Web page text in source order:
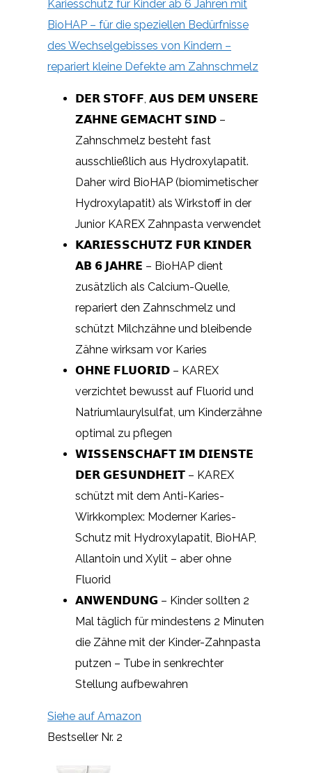
Kariesschutz für Kinder ab 6 Jahren mit
BioHAP – für die speziellen Bedürfnisse
des Wechselgebisses von Kindern –
repariert kleine Defekte am Zahnschmelz
𝗗𝗘𝗥 𝗦𝗧𝗢𝗙𝗙, 𝗔𝗨𝗦 𝗗𝗘𝗠 𝗨𝗡𝗦𝗘𝗥𝗘
𝗭𝗔̈𝗛𝗡𝗘 𝗚𝗘𝗠𝗔𝗖𝗛𝗧 𝗦𝗜𝗡𝗗 –
Zahnschmelz besteht fast
ausschließlich aus Hydroxylapatit.
Daher wird BioHAP (biomimetischer
Hydroxylapatit) als Wirkstoff in der
Junior KAREX Zahnpasta verwendet
𝗞𝗔𝗥𝗜𝗘𝗦𝗦𝗖𝗛𝗨𝗧𝗭 𝗙𝗨̈𝗥 𝗞𝗜𝗡𝗗𝗘𝗥
𝗔𝗕 𝟲 𝗝𝗔𝗛𝗥𝗘 – BioHAP dient
zusätzlich als Calcium-Quelle,
repariert den Zahnschmelz und
schützt Milchzähne und bleibende
Zähne wirksam vor Karies
𝗢𝗛𝗡𝗘 𝗙𝗟𝗨𝗢𝗥𝗜𝗗 – KAREX
verzichtet bewusst auf Fluorid und
Natriumlaurylsulfat, um Kinderzähne
optimal zu pflegen
𝗪𝗜𝗦𝗦𝗘𝗡𝗦𝗖𝗛𝗔𝗙𝗧 𝗜𝗠 𝗗𝗜𝗘𝗡𝗦𝗧𝗘
𝗗𝗘𝗥 𝗚𝗘𝗦𝗨𝗡𝗗𝗛𝗘𝗜𝗧 – KAREX
schützt mit dem Anti-Karies-
Wirkkomplex: Moderner Karies-
Schutz mit Hydroxylapatit, BioHAP,
Allantoin und Xylit – aber ohne
Fluorid
𝗔𝗡𝗪𝗘𝗡𝗗𝗨𝗡𝗚 – Kinder sollten 2
Mal täglich für mindestens 2 Minuten
die Zähne mit der Kinder-Zahnpasta
putzen – Tube in senkrechter
Stellung aufbewahren
Siehe auf Amazon
Bestseller Nr. 2